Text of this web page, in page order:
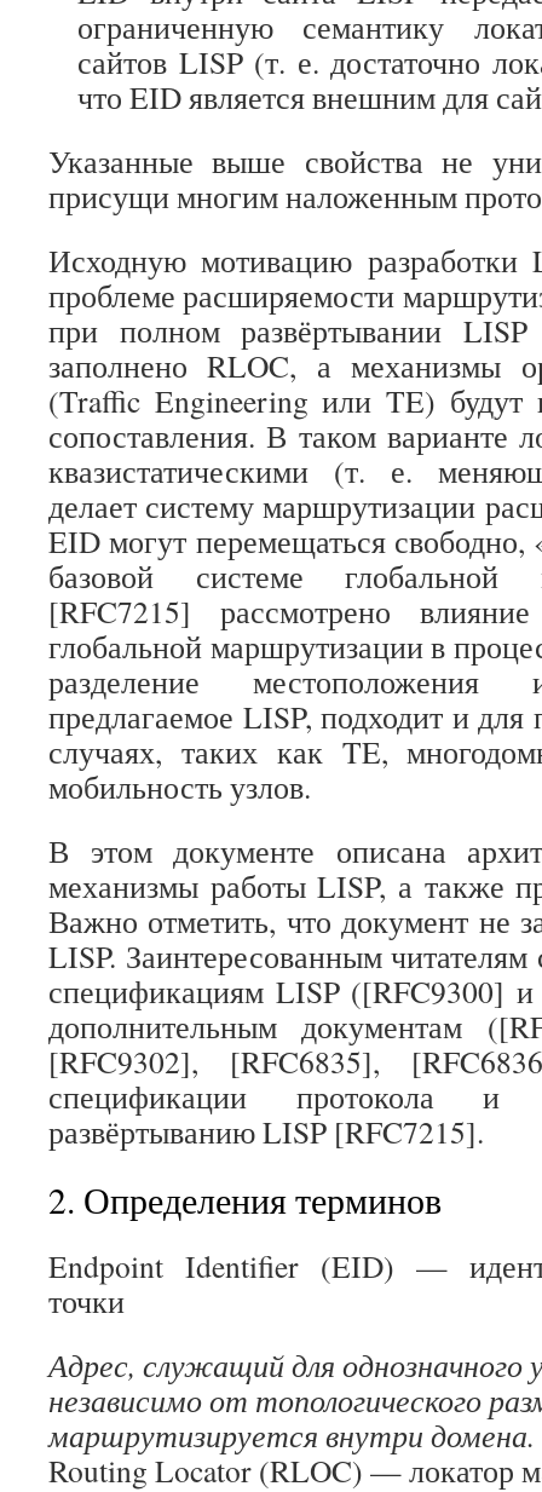
ограниченную семантику
сайтов LISP (т. е. достаточно
что EID является внешним для
Указанные выше свойства не
присущи многим наложенным
Исходную мотивацию
проблеме расширяемости
при полном развёртывании
заполнено RLOC, а механизмы
(Traffic Engineering или TE) будут
сопоставления. В таком варианте
квазистатическими (т. е.
делает систему маршрутизации
EID могут перемещаться свободно,
базовой системе глобальной
[RFC7215] рассмотрено
глобальной маршрутизации в
разделение местоположения
предлагаемое LISP, подходит и
случаях, таких как TE,
мобильность узлов.
В этом документе описана
механизмы работы LISP, а также
Важно отметить, что документ не
LISP. Заинтересованным читателям
спецификациям LISP ([RFC9300]
дополнительным документам
[RFC9302], [RFC6835],
спецификации протокола и
развёртыванию LISP [RFC7215].
2. Определения терминов
Endpoint Identifier (EID) —
точки
Адрес, служащий для однозначного
независимо от топологического
маршрутизируется внутри домена.
Routing Locator (RLOC) — локатор